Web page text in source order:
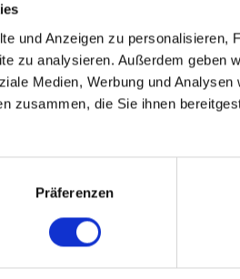
und Anzeigen zu personalisieren,
zu analysieren. Außerdem geben
Medien, Werbung und
zusammen, die Sie ihnen
Präferenzen
Workshops und Meetings
– unsere
an. Sie befinden sich
zu einem
Betreuung
Veranstaltungen.
Optional mit
Wahlweise
Das